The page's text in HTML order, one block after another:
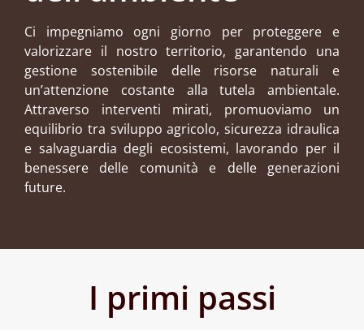
Ci impegniamo ogni giorno per proteggere e
valorizzare il nostro territorio, garantendo una
gestione sostenibile delle risorse naturali e
un’attenzione costante alla tutela ambientale.
Attraverso interventi mirati, promuoviamo un
equilibrio tra sviluppo agricolo, sicurezza idraulica
e salvaguardia degli ecosistemi, lavorando per il
benessere delle comunità e delle generazioni
future.
I primi passi